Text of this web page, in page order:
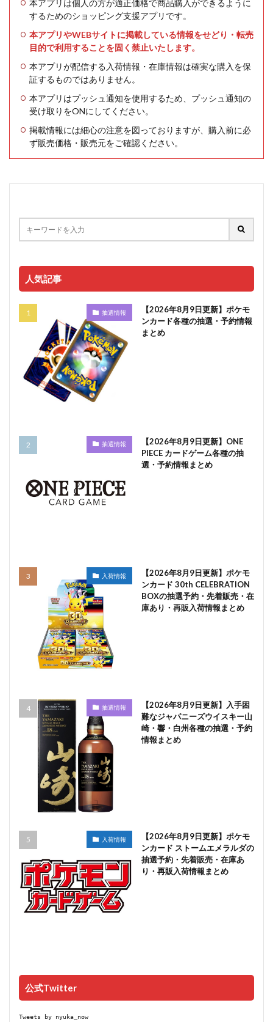
本アプリは個人の方が適正価格で商品購入ができるように
するためのショッピング支援アプリです。
本アプリやWEBサイトに掲載している情報をせどり・転売
目的で利用することを固く禁止いたします。
本アプリが配信する入荷情報・在庫情報は確実な購入を保
証するものではありません。
本アプリはプッシュ通知を使用するため、プッシュ通知の
受け取りをONにしてください。
掲載情報には細心の注意を図っておりますが、購入前に必
ず販売価格・販売元をご確認ください。
人気記事
抽選情報
【2026年8月9日更新】ポケモ
ンカード各種の抽選・予約情報
まとめ
抽選情報
【2026年8月9日更新】ONE
PIECE カードゲーム各種の抽
選・予約情報まとめ
入荷情報
【2026年8月9日更新】ポケモ
ンカード 30th CELEBRATION
BOXの抽選予約・先着販売・在
庫あり・再販入荷情報まとめ
抽選情報
【2026年8月9日更新】入手困
難なジャパニーズウイスキー山
崎・響・白州各種の抽選・予約
情報まとめ
入荷情報
【2026年8月9日更新】ポケモ
ンカード ストームエメラルダの
抽選予約・先着販売・在庫あ
り・再販入荷情報まとめ
公式Twitter
Tweets by nyuka_now